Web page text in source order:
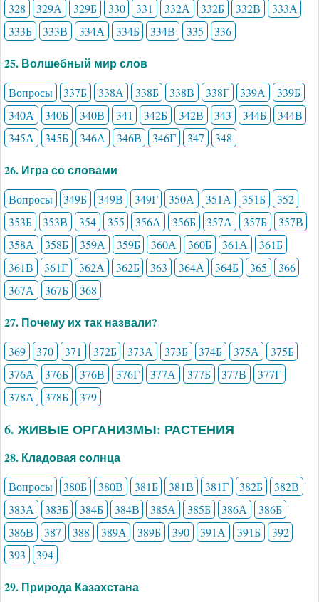
328 329А 329Б 330 331 332А 332Б 332В
333А
333Б
333В 334А 334Б 334В 335 336
25. Волшебный мир слов
Вопросы 337Б 338А 338Б 338В 338Г 339А
339Б
340А
340Б 340В 341 342Б 342В 343 344Б
344В
345А
345Б 346А 346В 346Г 347 348
26. Игра со словами
Вопросы 349Б 349В 349Г 350А 351А 351Б
352
353Б
353В 354 355 356А 356Б 357А 357Б
357В
358А
358Б 359А 359Б 360А 360Б 361А
361Б
361В
361Г 362А 362Б 363 364А 364Б 365
366
367А
367Б 368
27. Почему их так назвали?
369 370 371 372Б 373А 373Б 374Б 375А
375Б
376А
376Б 376В 376Г 377А 377Б 377В
377Г
378А
378Б 379
6. ЖИВЫЕ ОРГАНИЗМЫ: РАСТЕНИЯ
28. Кладовая солнца
Вопросы 380Б 380В 381Б 381В 381Г 382Б
382В
383А
383Б 384Б 384В 385А 385Б 386А
386Б
386В
387 388 389А 389Б 390 391А 391Б
392
393
394
29. Природа Казахстана